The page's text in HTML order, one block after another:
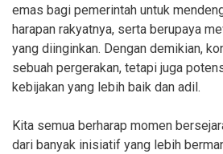
emas bagi pemerintah untuk
harapan rakyatnya, serta berupaya
yang diinginkan. Dengan demikian,
sebuah pergerakan, tetapi juga
kebijakan yang lebih baik dan adil.
Kita semua berharap momen
dari banyak inisiatif yang lebih